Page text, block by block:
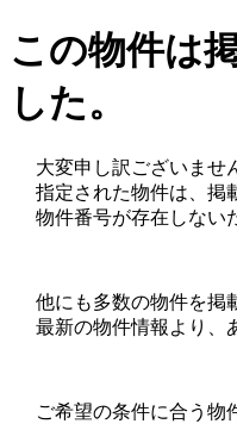
この物件は
した。
大変申し訳ございませ
指定された物件は、掲
物件番号が存在しない
他にも多数の物件を掲
最新の物件情報より、
ご希望の条件に合う物